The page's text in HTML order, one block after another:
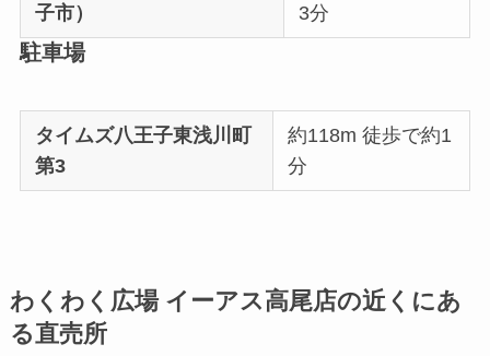
子市）
3分
駐車場
タイムズ八王子東浅川町
第3
約118m 徒歩で約1
分
わくわく広場 イーアス高尾店の近くにあ
る直売所